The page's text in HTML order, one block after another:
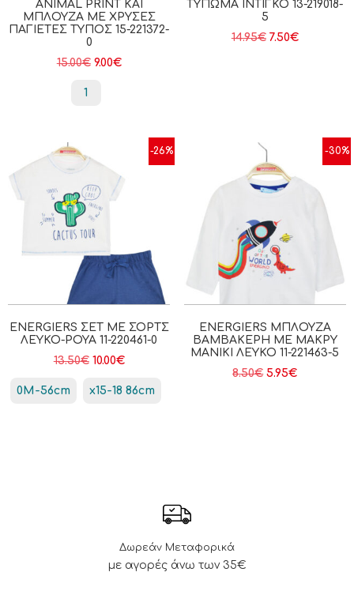
ANIMAL PRINT ΚΑΙ
ΜΠΛΟΎΖΑ ΜΕ ΧΡΥΣΈΣ
ΠΑΓΙΈΤΕΣ ΤΎΠΟΣ 15-221372-
0
15.00€ 9.00€
1
ΤΎΠΩΜΑ ΙΝΤΙΓΚΟ 13-219018-
5
14.95€ 7.50€
-26%
ENERGIERS ΣΕΤ ΜΕ ΣΟΡΤΣ
ΛΕΥΚΌ-ΡΟΥΑ 11-220461-0
13.50€ 10.00€
0Μ-56cm x15-18 86cm
-30%
ENERGIERS ΜΠΛΟΎΖΑ
ΒΑΜΒΑΚΕΡΉ ΜΕ ΜΑΚΡΎ
ΜΑΝΊΚΙ ΛΕΥΚΟ 11-221463-5
8.50€ 5.95€
Δωρεάν Μεταφορικά
με αγορές άνω των 35€